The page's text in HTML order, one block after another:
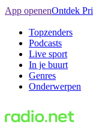
App openenOntdek
Topzenders
Podcasts
Live sport
In je buurt
Genres
Onderwerpen